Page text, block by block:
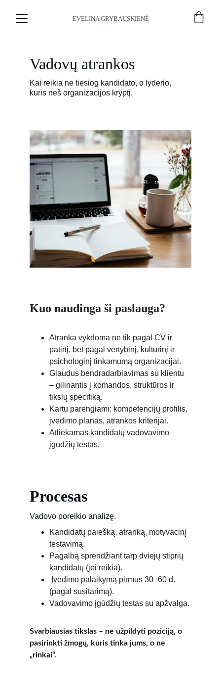
EVELINA GRYBAUSKIENĖ
Vadovų atrankos
Kai reikia ne tiesiog kandidato, o lyderio,
kuris neš organizacijos kryptį.
Kuo naudinga ši paslauga?
Atranka vykdoma ne tik pagal CV ir
patirtį, bet pagal vertybinį, kultūrinį ir
psichologinį tinkamumą organizacijai.
Glaudus bendradarbiavimas su klientu
– gilinantis į komandos, struktūros ir
tikslų specifiką.
Kartu parengiami: kompetencijų profilis,
įvedimo planas, atrankos kriterijai.
Atliekamas kandidatų vadovavimo
įgūdžių testas.
Procesas
Vadovo poreikio analizę.
Kandidatų paiešką, atranką, motyvacinį
testavimą.
Pagalbą sprendžiant tarp dviejų stiprių
kandidatų (jei reikia).
(pagal susitarimą).
Vadovavimo įgūdžių testas su apžvalga.
Svarbiausias tikslas – ne užpildyti poziciją, o
pasirinkti žmogų, kuris tinka jums, o ne
„rinkai“.